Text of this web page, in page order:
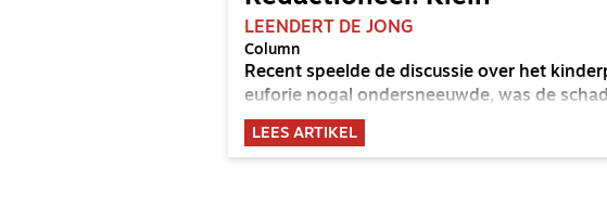
LEENDERT DE JONG
Column
Recent speelde de discussie over het
euforie nogal ondersneeuwde, was de
LEES ARTIKEL